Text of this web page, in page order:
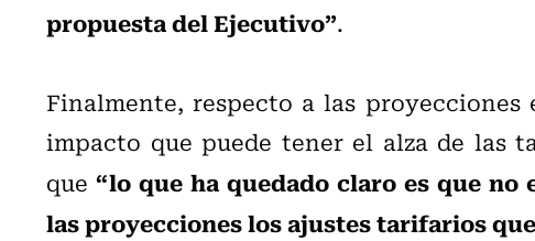
propuesta del Ejecutivo”.
Finalmente, respecto a las
impacto que puede tener el alza de las
que “lo que ha quedado claro es que
las proyecciones los ajustes tarifarios